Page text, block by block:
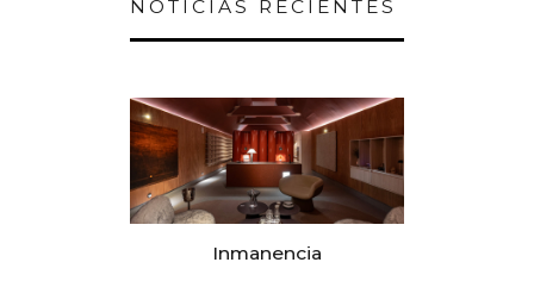
NOTICIAS RECIENTES
Inmanencia